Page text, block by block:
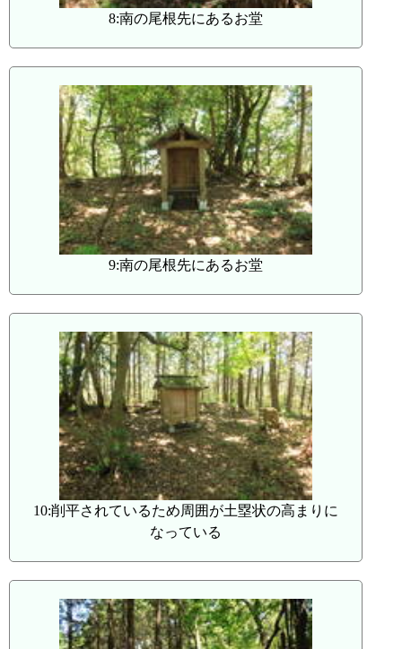
8:南の尾根先にあるお堂
9:南の尾根先にあるお堂
10:削平されているため周囲が土塁状の高まりに
なっている